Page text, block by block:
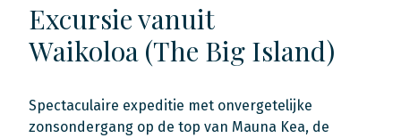
Excursie vanuit
Waikoloa (The Big Island)
Spectaculaire expeditie met onvergetelijke
zonsondergang op de top van Mauna Kea, de